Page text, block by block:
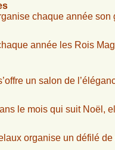
chaque année
année les Rois
un salon de
le mois qui suit Noël,
organise un défilé